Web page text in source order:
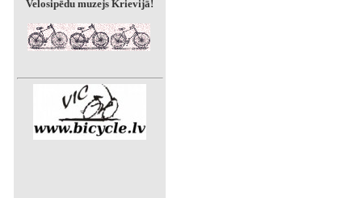
Velosipēdu muzejs Krievijā!